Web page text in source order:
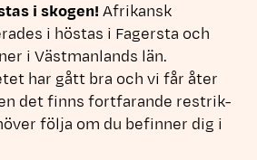
i skogen! Afrikansk
i höstas i Fagersta och
i Västman­lands län.
har gått bra och vi får åter
det finns fort­farande restrik­
följa om du befinner dig i